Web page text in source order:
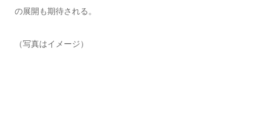
の展開も期待される。
（写真はイメージ）